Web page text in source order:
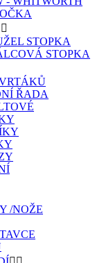

STOPKA
STOPKA
ŘADA
/NOŽE